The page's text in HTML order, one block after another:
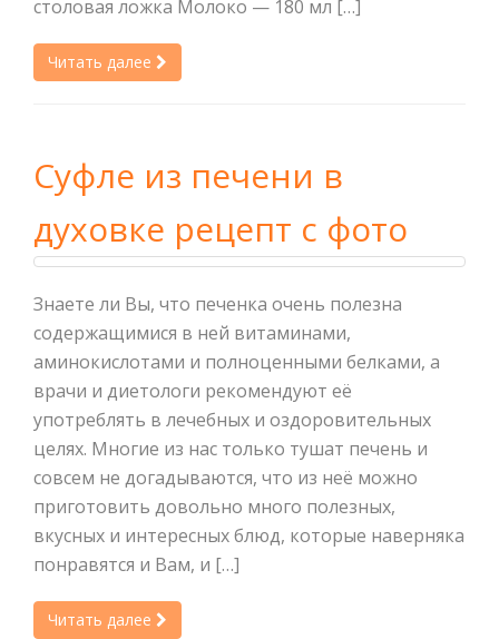
столовая ложка Молоко — 180 мл […]
Читать далее
Суфле из печени в
духовке рецепт с фото
Знаете ли Вы, что печенка очень полезна
содержащимися в ней витаминами,
аминокислотами и полноценными белками, а
врачи и диетологи рекомендуют её
употреблять в лечебных и оздоровительных
целях. Многие из нас только тушат печень и
совсем не догадываются, что из неё можно
приготовить довольно много полезных,
вкусных и интересных блюд, которые наверняка
понравятся и Вам, и […]
Читать далее